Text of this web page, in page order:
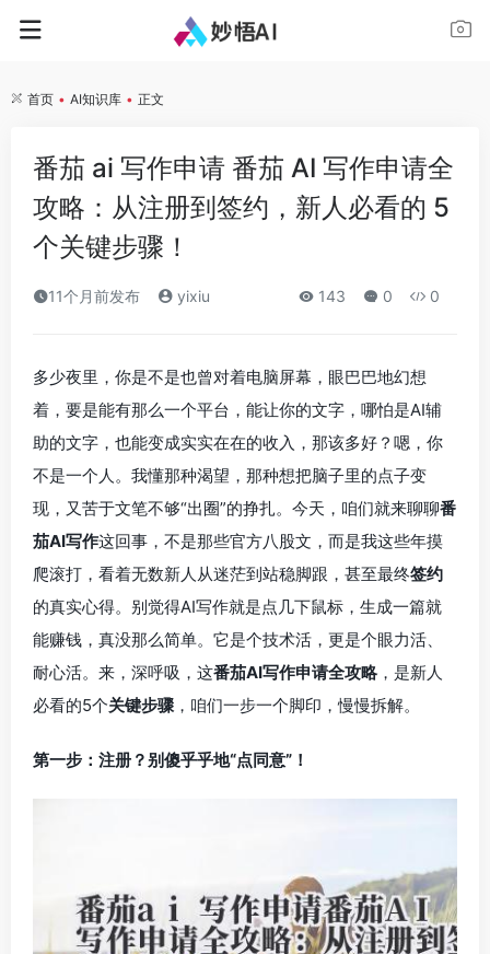
首页 • AI知识库 • 正文
番茄 ai 写作申请 番茄 AI 写作申请全
攻略：从注册到签约，新人必看的 5
个关键步骤！
11个月前发布 yixiu 143 0 0
多少夜里，你是不是也曾对着电脑屏幕，眼巴巴地幻想
着，要是能有那么一个平台，能让你的文字，哪怕是AI辅
助的文字，也能变成实实在在的收入，那该多好？嗯，你
不是一个人。我懂那种渴望，那种想把脑子里的点子变
现，又苦于文笔不够“出圈”的挣扎。今天，咱们就来聊聊番
茄AI写作这回事，不是那些官方八股文，而是我这些年摸
爬滚打，看着无数新人从迷茫到站稳脚跟，甚至最终签约
的真实心得。别觉得AI写作就是点几下鼠标，生成一篇就
能赚钱，真没那么简单。它是个技术活，更是个眼力活、
耐心活。来，深呼吸，这番茄AI写作申请全攻略 ，是新人
必看的5个关键步骤，咱们一步一个脚印，慢慢拆解。
第一步：注册？别傻乎乎地“点同意”！